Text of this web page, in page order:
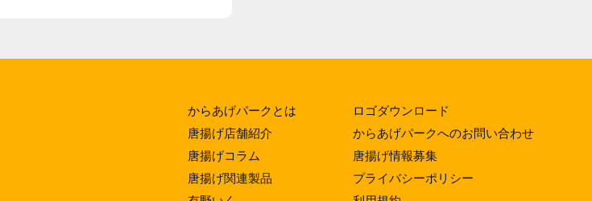
からあげパークとは
唐揚げ店舗紹介
唐揚げコラム
唐揚げ関連製品
ロゴダウンロード
からあげパークへのお問い合わせ
唐揚げ情報募集
プライバシーポリシー